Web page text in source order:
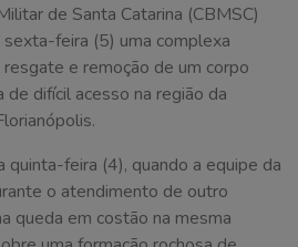
de Santa Catarina (CBMSC)
sexta-feira (5) uma complexa
e remoção de um corpo
de difícil acesso na região da
quinta-feira (4), quando a equipe da
o atendimento de outro
queda em costão na mesma